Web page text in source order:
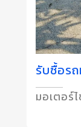
รับซื้อร
มอเตอร์